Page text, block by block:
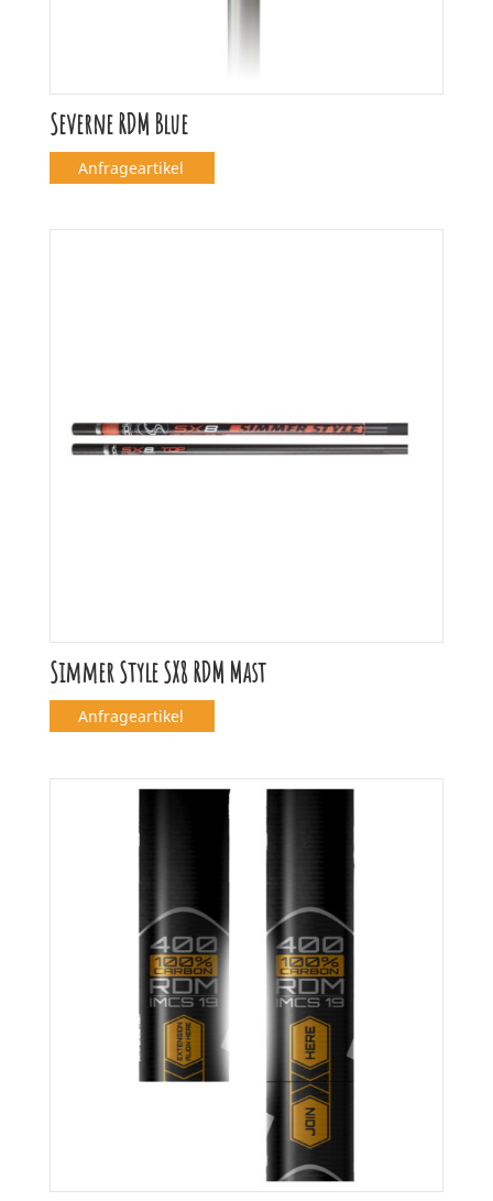
Severne RDM Blue
Anfrageartikel
Simmer Style SX8 RDM Mast
Anfrageartikel